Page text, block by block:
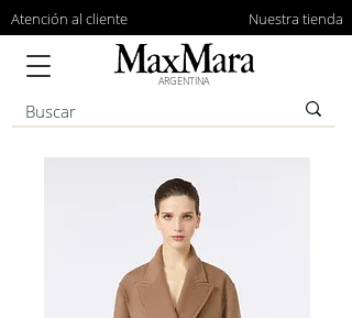
Atención al cliente Nuestra tienda
ARGENTINA